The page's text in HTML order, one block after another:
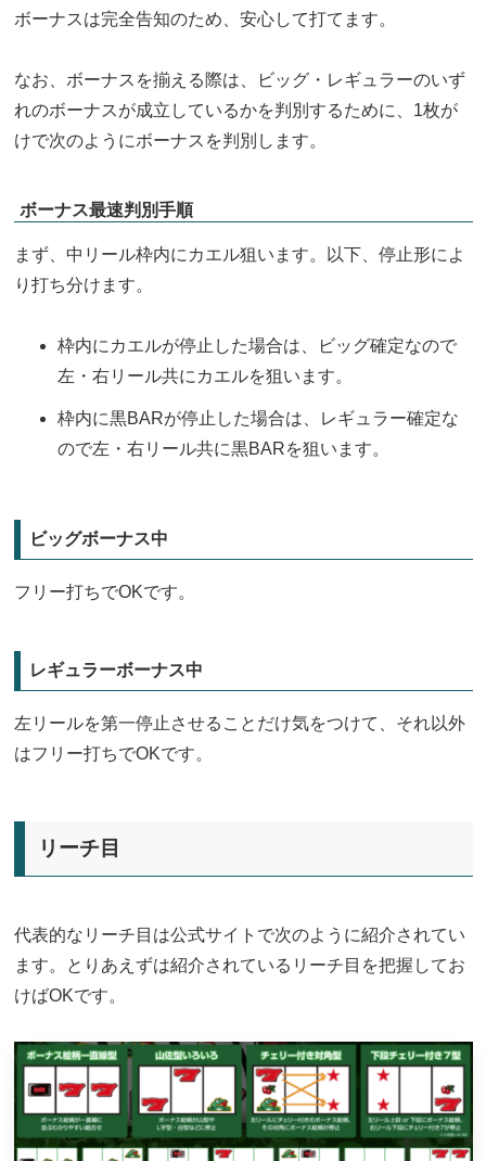
ボーナスは完全告知のため、安心して打てます。
なお、ボーナスを揃える際は、ビッグ・レギュラーのいず
れのボーナスが成立しているかを判別するために、1枚が
けで次のようにボーナスを判別します。
ボーナス最速判別手順
まず、中リール枠内にカエル狙います。以下、停止形によ
り打ち分けます。
枠内にカエルが停止した場合は、ビッグ確定なので
左・右リール共にカエルを狙います。
枠内に黒BARが停止した場合は、レギュラー確定な
ので左・右リール共に黒BARを狙います。
ビッグボーナス中
フリー打ちでOKです。
レギュラーボーナス中
左リールを第一停止させることだけ気をつけて、それ以外
はフリー打ちでOKです。
リーチ目
代表的なリーチ目は公式サイトで次のように紹介されてい
ます。とりあえずは紹介されているリーチ目を把握してお
けばOKです。